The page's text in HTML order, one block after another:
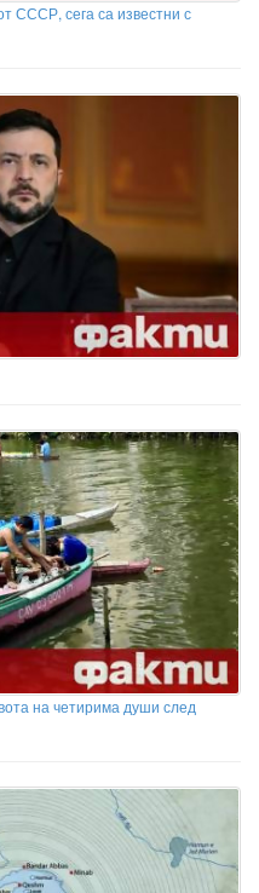
СССР, сега са известни с
на четирима души след